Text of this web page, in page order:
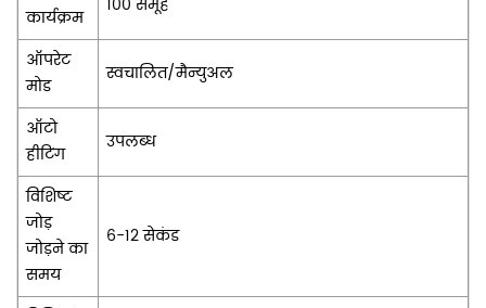
कार्यक्रम
ऑपरेट
मोड
स्वचालित/मैन्युअल
ऑटो
हीटिंग
उपलब्ध
विशिष्ट
जोड़
जोड़ने का
समय
6-12 सेकंड